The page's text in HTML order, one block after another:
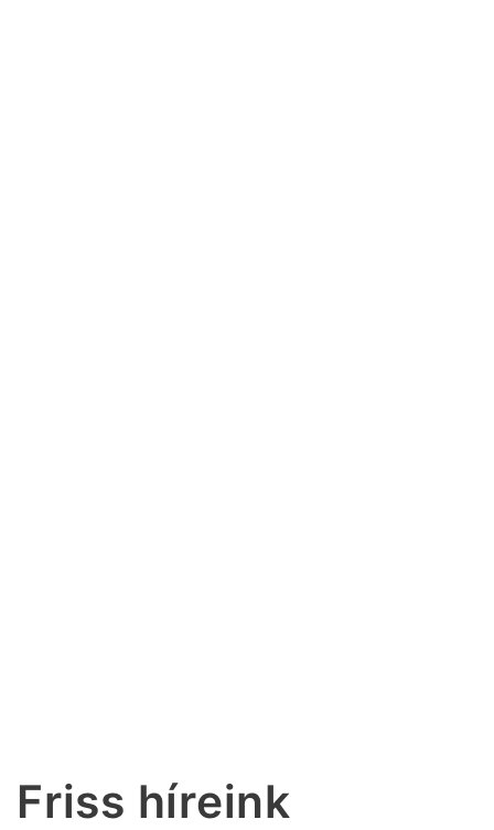
Friss híreink